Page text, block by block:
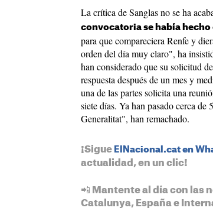
La crítica de Sanglas no se ha
convocatoria se había
para que compareciera Renfe y
orden del día muy claro", ha
han considerado que su solicitud
respuesta después de un mes y
una de las partes solicita una
siete días. Ya han pasado cerca de
Generalitat", han remachado.
¡Sigue ElNacional.cat en
actualidad, en un clic!
📲 Mantente al día con las
Catalunya, España e